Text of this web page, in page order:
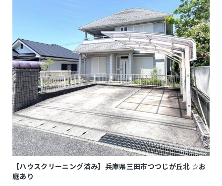
【ハウスクリーニング済み】兵庫県三田市つつじが丘北 ☆お
庭あり